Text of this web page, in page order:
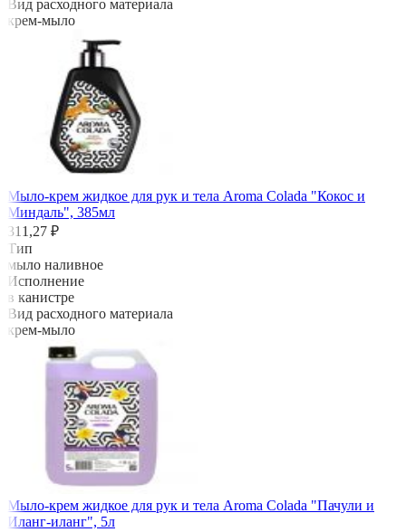
Вид расходного материала
крем-мыло
Мыло-крем жидкое для рук и тела Aroma Colada "Кокос и
Миндаль", 385мл
311,27 ₽
Тип
мыло наливное
Исполнение
в канистре
Вид расходного материала
крем-мыло
Мыло-крем жидкое для рук и тела Aroma Colada "Пачули и
Иланг-иланг", 5л